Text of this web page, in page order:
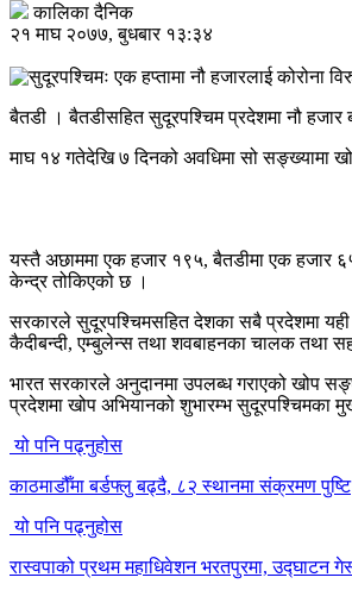
कालिका दैनिक
२१ माघ २०७७, बुधबार १३:३४
बैतडी । बैतडीसहित सुदूरपश्चिम प्रदेशमा नौ हजार
माघ १४ गतेदेखि ७ दिनको अवधिमा सो सङ्ख्यामा
यस्तै अछाममा एक हजार १९५, बैतडीमा एक हजार
केन्द्र तोकिएको छ ।
सरकारले सुदूरपश्चिमसहित देशका सबै प्रदेशमा यही
कैदीबन्दी, एम्बुलेन्स तथा शवबाहनका चालक तथा
भारत सरकारले अनुदानमा उपलब्ध गराएको खोप
प्रदेशमा खोप अभियानको शुभारम्भ सुदूरपश्चिमका
यो पनि पढ्नुहोस
काठमाडौँमा बर्डफ्लु बढ्दै, ८२ स्थानमा संक्रमण पुष्टि
यो पनि पढ्नुहोस
रास्वपाको प्रथम महाधिवेशन भरतपुरमा, उद्घाटन